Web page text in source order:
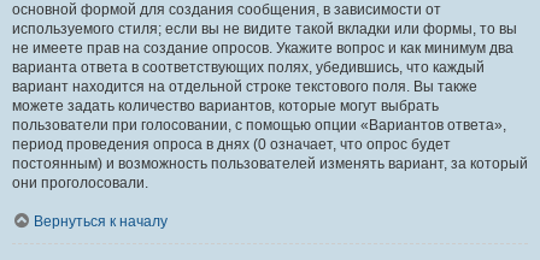
основной формой для создания сообщения, в зависимости от
используемого стиля; если вы не видите такой вкладки или формы, то вы
не имеете прав на создание опросов. Укажите вопрос и как минимум два
варианта ответа в соответствующих полях, убедившись, что каждый
вариант находится на отдельной строке текстового поля. Вы также
можете задать количество вариантов, которые могут выбрать
пользователи при голосовании, с помощью опции «Вариантов ответа»,
период проведения опроса в днях (0 означает, что опрос будет
постоянным) и возможность пользователей изменять вариант, за который
они проголосовали.
Вернуться к началу